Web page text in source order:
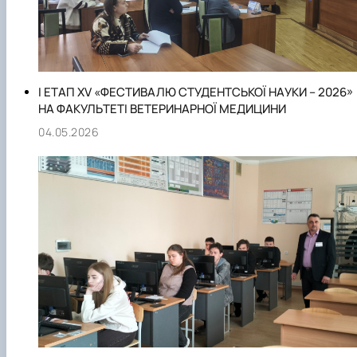
І ЕТАП XV «ФЕСТИВАЛЮ СТУДЕНТСЬКОЇ НАУКИ – 2026»
НА ФАКУЛЬТЕТІ ВЕТЕРИНАРНОЇ МЕДИЦИНИ
04.05.2026